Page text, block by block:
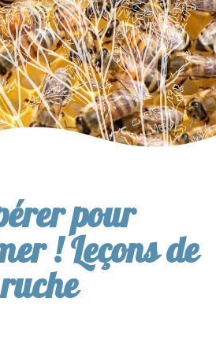
pour
! Leçons de
ruche